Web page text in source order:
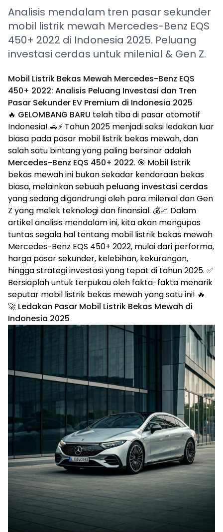
Analisis mendalam tren pasar sekunder
mobil listrik mewah Mercedes-Benz EQS
450+ 2022 di Indonesia 2025. Peluang
investasi cerdas untuk milenial & Gen Z.
Mobil Listrik Bekas Mewah Mercedes-Benz EQS
450+ 2022: Analisis Peluang Investasi dan Tren
Pasar Sekunder EV Premium di Indonesia 2025
🔥 GELOMBANG BARU telah tiba di pasar otomotif
Indonesia! 🚗⚡ Tahun 2025 menjadi saksi ledakan luar
biasa pada pasar mobil listrik bekas mewah, dan
salah satu bintang yang paling bersinar adalah
Mercedes-Benz EQS 450+ 2022. 🎯 Mobil listrik
bekas mewah ini bukan sekadar kendaraan bekas
biasa, melainkan sebuah peluang investasi cerdas
yang sedang digandrungi oleh para milenial dan Gen
Z yang melek teknologi dan finansial. 💰📈 Dalam
artikel analisis mendalam ini, kita akan mengupas
tuntas segala hal tentang mobil listrik bekas mewah
Mercedes-Benz EQS 450+ 2022, mulai dari performa,
harga pasar sekunder, kelebihan, kekurangan,
hingga strategi investasi yang tepat di tahun 2025. ✅
Bersiaplah untuk terpukau oleh fakta-fakta menarik
seputar mobil listrik bekas mewah yang satu ini! 🔥
🚀 Ledakan Pasar Mobil Listrik Bekas Mewah di
Indonesia 2025